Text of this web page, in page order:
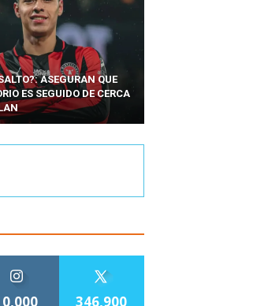
ASEGURAN QUE
ES SEGUIDO DE CERCA
346,900